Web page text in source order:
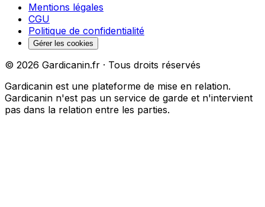
Mentions légales
CGU
Politique de confidentialité
Gérer les cookies
© 2026 Gardicanin.fr · Tous droits réservés
Gardicanin est une plateforme de mise en relation.
Gardicanin n'est pas un service de garde et n'intervient
pas dans la relation entre les parties.